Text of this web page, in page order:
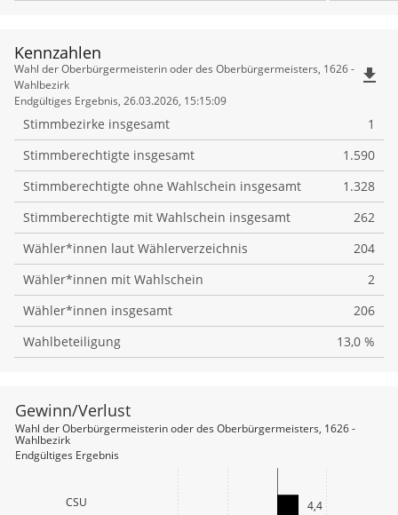
Kennzahlen
Kennzahlen
Wahl der Oberbürgermeisterin oder des Oberbürgermeisters, 1626 -
Wahlbezirk
Endgültiges Ergebnis, 26.03.2026, 15:15:09
file_download
Stimmbezirke insgesamt
1
Stimmberechtigte insgesamt
1.590
Stimmberechtigte ohne Wahlschein insgesamt
1.328
Stimmberechtigte mit Wahlschein insgesamt
262
Wähler*innen laut Wählerverzeichnis
204
Wähler*innen mit Wahlschein
2
Wähler*innen insgesamt
206
Wahlbeteiligung
13,0 %
CSU 4,4
Gewinn/Verlust
Wahl der Oberbürgermeisterin oder des Oberbürgermeisters, 1626 -
Wahlbezirk
Endgültiges Ergebnis